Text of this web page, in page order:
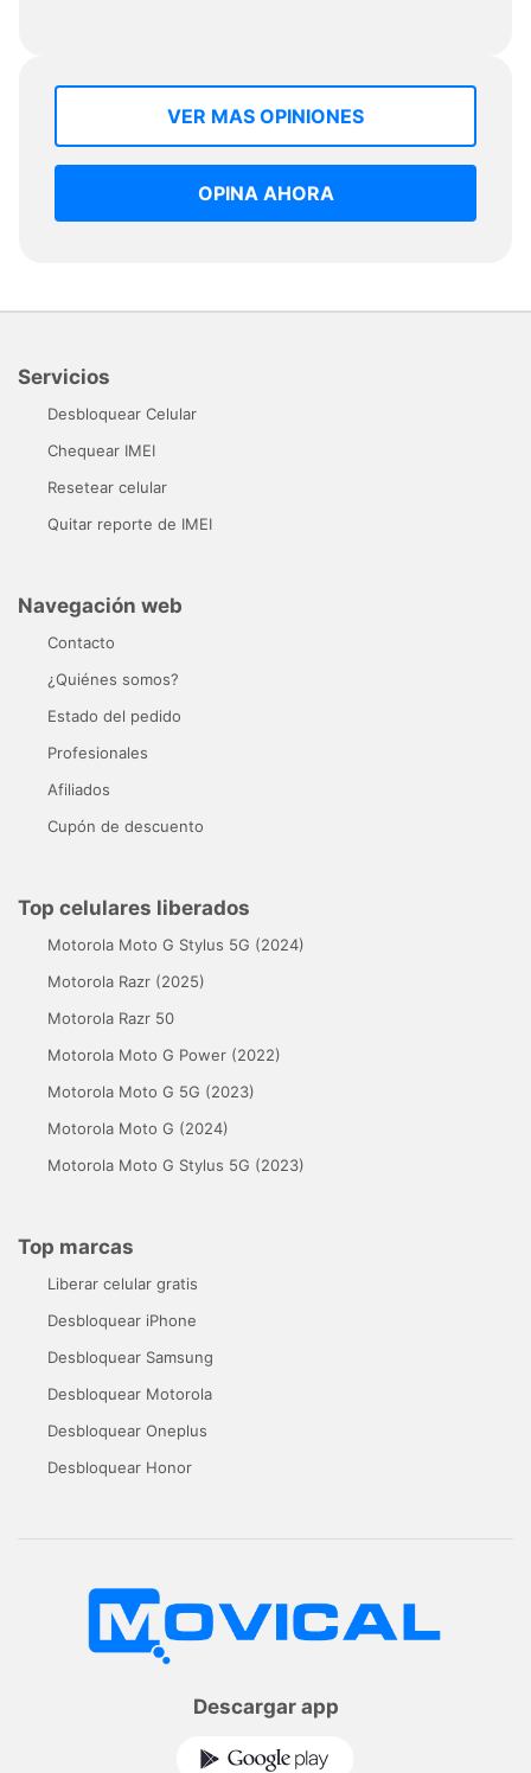
VER MAS OPINIONES
OPINA AHORA
Servicios
Desbloquear Celular
Chequear IMEI
Resetear celular
Quitar reporte de IMEI
Navegación web
Contacto
¿Quiénes somos?
Estado del pedido
Profesionales
Afiliados
Cupón de descuento
Top celulares liberados
Motorola Moto G Stylus 5G (2024)
Motorola Razr (2025)
Motorola Razr 50
Motorola Moto G Power (2022)
Motorola Moto G 5G (2023)
Motorola Moto G (2024)
Motorola Moto G Stylus 5G (2023)
Top marcas
Liberar celular gratis
Desbloquear iPhone
Desbloquear Samsung
Desbloquear Motorola
Desbloquear Oneplus
Desbloquear Honor
Descargar app